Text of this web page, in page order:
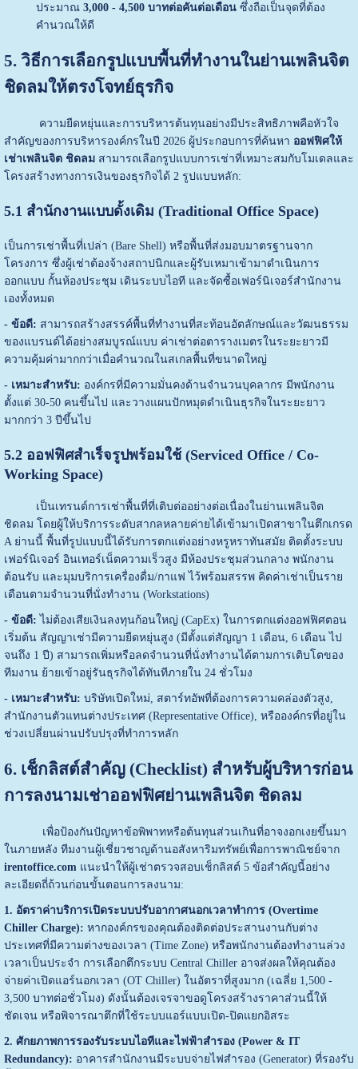
ประมาณ 3,000 - 4,500 บาทต่อคันต่อเดือนซึ่งถือเป็นจุดที่ต้อง
คำนวณให้ดี
5. วิธีการเลือกรูปแบบพื้นที่ทำงานในย่านเพลินจิต
ชิดลมให้ตรงโจทย์ธุรกิจ
ความยืดหยุ่นและการบริหารต้นทุนอย่างมีประสิทธิภาพคือหัวใจ
สำคัญของการบริหารองค์กรในปี 2026 ผู้ประกอบการที่ค้นหา ออฟฟิศให้
เช่าเพลินจิต ชิดลมสามารถเลือกรูปแบบการเช่าที่เหมาะสมกับโมเดลและ
โครงสร้างทางการเงินของธุรกิจได้ 2 รูปแบบหลัก:
5.1 สำนักงานแบบดั้งเดิม (Traditional Office Space)
เป็นการเช่าพื้นที่เปล่า (Bare Shell) หรือพื้นที่ส่งมอบมาตรฐานจาก
โครงการ ซึ่งผู้เช่าต้องจ้างสถาปนิกและผู้รับเหมาเข้ามาดำเนินการ
ออกแบบ กั้นห้องประชุม เดินระบบไอที และจัดซื้อเฟอร์นิเจอร์สำนักงาน
เองทั้งหมด
- ข้อดี: สามารถสร้างสรรค์พื้นที่ทำงานที่สะท้อนอัตลักษณ์และวัฒนธรรม
ของแบรนด์ได้อย่างสมบูรณ์แบบ ค่าเช่าต่อตารางเมตรในระยะยาวมี
ความคุ้มค่ามากกว่าเมื่อคำนวณในสเกลพื้นที่ขนาดใหญ่
- เหมาะสำหรับ: องค์กรที่มีความมั่นคงด้านจำนวนบุคลากร มีพนักงาน
ตั้งแต่ 30-50 คนขึ้นไป และวางแผนปักหมุดดำเนินธุรกิจในระยะยาว
มากกว่า 3 ปีขึ้นไป
5.2 ออฟฟิศสำเร็จรูปพร้อมใช้ (Serviced Office / Co-
Working Space)
เป็นเทรนด์การเช่าพื้นที่ที่เติบต่ออย่างต่อเนื่องในย่านเพลินจิต
ชิดลม โดยผู้ให้บริการระดับสากลหลายค่ายได้เข้ามาเปิดสาขาในตึกเกรด
A ย่านนี้ พื้นที่รูปแบบนี้ได้รับการตกแต่งอย่างหรูหราทันสมัย ติดตั้งระบบ
เฟอร์นิเจอร์ อินเทอร์เน็ตความเร็วสูง มีห้องประชุมส่วนกลาง พนักงาน
ต้อนรับ และมุมบริการเครื่องดื่ม/กาแฟ ไว้พร้อมสรรพ คิดค่าเช่าเป็นราย
เดือนตามจำนวนที่นั่งทำงาน (Workstations)
- ข้อดี: ไม่ต้องเสียเงินลงทุนก้อนใหญ่ (CapEx) ในการตกแต่งออฟฟิศตอน
เริ่มต้น สัญญาเช่ามีความยืดหยุ่นสูง (มีตั้งแต่สัญญา 1 เดือน, 6 เดือน ไป
จนถึง 1 ปี) สามารถเพิ่มหรือลดจำนวนที่นั่งทำงานได้ตามการเติบโตของ
ทีมงาน ย้ายเข้าอยู่รันธุรกิจได้ทันทีภายใน 24 ชั่วโมง
- เหมาะสำหรับ: บริษัทเปิดใหม่, สตาร์ทอัพที่ต้องการความคล่องตัวสูง,
สำนักงานตัวแทนต่างประเทศ (Representative Office), หรือองค์กรที่อยู่ใน
ช่วงเปลี่ยนผ่านปรับปรุงที่ทำการหลัก
6. เช็กลิสต์สำคัญ (Checklist) สำหรับผู้บริหารก่อน
การลงนามเช่าออฟฟิศย่านเพลินจิต ชิดลม
เพื่อป้องกันปัญหาข้อพิพาทหรือต้นทุนส่วนเกินที่อาจงอกเงยขึ้นมา
ในภายหลัง ทีมงานผู้เชี่ยวชาญด้านอสังหาริมทรัพย์เพื่อการพาณิชย์จาก
irentoffice.com แนะนำให้ผู้เช่าตรวจสอบเช็กลิสต์ 5 ข้อสำคัญนี้อย่าง
ละเอียดถี่ถ้วนก่อนขั้นตอนการลงนาม:
1. อัตราค่าบริการเปิดระบบปรับอากาศนอกเวลาทำการ (Overtime
Chiller Charge): หากองค์กรของคุณต้องติดต่อประสานงานกับต่าง
ประเทศที่มีความต่างของเวลา (Time Zone) หรือพนักงานต้องทำงานล่วง
เวลาเป็นประจำ การเลือกตึกระบบ Central Chiller อาจส่งผลให้คุณต้อง
จ่ายค่าเปิดแอร์นอกเวลา (OT Chiller) ในอัตราที่สูงมาก (เฉลี่ย 1,500 -
3,500 บาทต่อชั่วโมง) ดังนั้นต้องเจรจาขอดูโครงสร้างราคาส่วนนี้ให้
ชัดเจน หรือพิจารณาตึกที่ใช้ระบบแอร์แบบเปิด-ปิดแยกอิสระ
2. ศักยภาพการรองรับระบบไอทีและไฟฟ้าสำรอง (Power & IT
Redundancy): อาคารสำนักงานมีระบบจ่ายไฟสำรอง (Generator) ที่รองรับ